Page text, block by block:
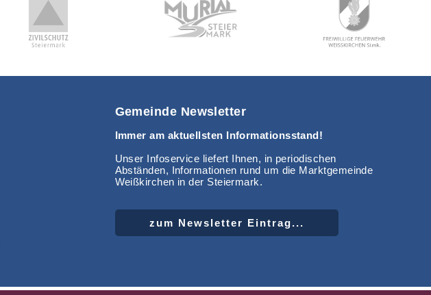
Gemeinde Newsletter
Immer am aktuellsten Informationsstand!
Unser Infoservice liefert Ihnen, in periodischen
Abständen, Informationen rund um die Marktgemeinde
Weißkirchen in der Steiermark.
zum Newsletter Eintrag...